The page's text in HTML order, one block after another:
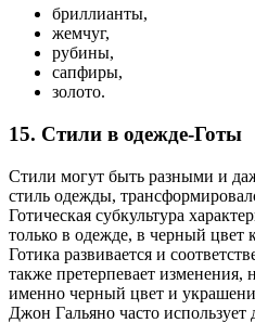
бриллианты,
жемчуг,
рубины,
сапфиры,
золото.
15. Стили в одежде-Готы
Стили могут быть разными и
стиль одежды,
Готическая субкультура
только в одежде, в черный цвет
Готика развивается и
также претерпевает изменения,
именно черный цвет и
Джон Гальяно часто использует